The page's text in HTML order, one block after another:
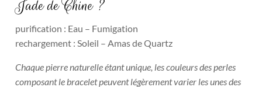
Jade de Chine ?
purification : Eau – Fumigation
rechargement : Soleil – Amas de Quartz
Chaque pierre naturelle étant unique, les couleurs des perles
composant le bracelet peuvent légèrement varier les unes des